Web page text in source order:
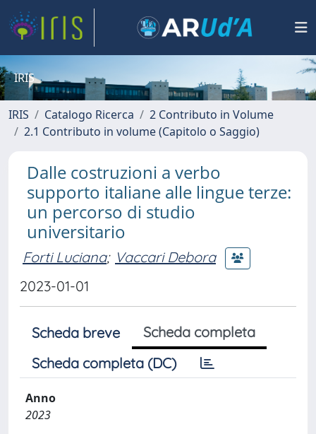
IRIS
IRIS Catalogo Ricerca
2 Contributo in Volume
2.1 Contributo in volume (Capitolo o Saggio)
Dalle costruzioni a verbo
supporto italiane alle lingue terze:
un percorso di studio
universitario
Forti Luciana; Vaccari Debora
2023-01-01
Scheda breve
Scheda completa
Scheda completa (DC)
Anno
2023